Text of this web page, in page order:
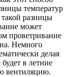
температур
разницы
может
проветривание
Немного
делая
в летние
вентиляцию.